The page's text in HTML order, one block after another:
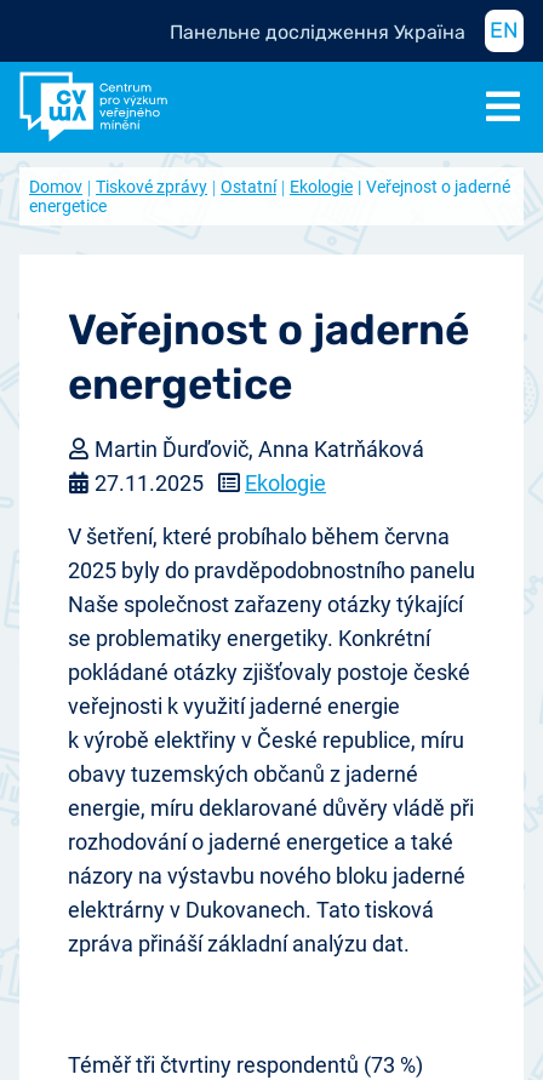
Панельне дослідження Україна EN
Domov Tiskové zprávy Ostatní Ekologie
Veřejnost o jaderné
energetice
Veřejnost o jaderné
energetice
Martin Ďurďovič, Anna Katrňáková
27.11.2025
Ekologie
V šetření, které probíhalo během června
2025 byly do pravděpodobnostního panelu
Naše společnost zařazeny otázky týkající
se problematiky energetiky. Konkrétní
pokládané otázky zjišťovaly postoje české
veřejnosti k využití jaderné energie
k výrobě elektřiny v České republice, míru
obavy tuzemských občanů z jaderné
energie, míru deklarované důvěry vládě při
rozhodování o jaderné energetice a také
názory na výstavbu nového bloku jaderné
elektrárny v Dukovanech. Tato tisková
zpráva přináší základní analýzu dat.
Téměř tři čtvrtiny respondentů (73 %)